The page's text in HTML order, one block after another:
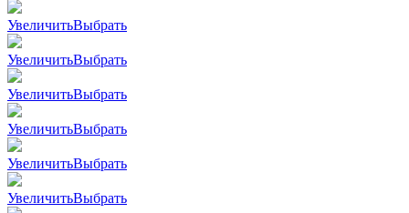
УвеличитьВыбрать
УвеличитьВыбрать
УвеличитьВыбрать
УвеличитьВыбрать
УвеличитьВыбрать
УвеличитьВыбрать